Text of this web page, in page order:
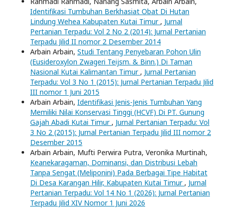
Identifikasi Tumbuhan Berkhasiat Obat Di Hutan
Lindung Wehea Kabupaten Kutai Timur , Jurnal
Pertanian Terpadu: Vol 2 No 2 (2014): Jurnal Pertanian
Terpadu Jilid II nomor 2 Desember 2014
Arbain Arbain, Studi Tentang Penyebaran Pohon Ulin
(Eusideroxylon Zwageri Teijsm. & Binn.) Di Taman
Nasional Kutai Kalimantan Timur , Jurnal Pertanian
Terpadu: Vol 3 No 1 (2015): Jurnal Pertanian Terpadu Jilid
III nomor 1 Juni 2015
Arbain Arbain, Identifikasi Jenis-Jenis Tumbuhan Yang
Memiliki Nilai Konservasi Tinggi (HCVF) Di PT. Gunung
Gajah Abadi Kutai Timur , Jurnal Pertanian Terpadu: Vol
3 No 2 (2015): Jurnal Pertanian Terpadu Jilid III nomor 2
Desember 2015
Arbain Arbain, Mufti Perwira Putra, Veronika Murtinah,
Keanekaragaman, Dominansi, dan Distribusi Lebah
Tanpa Sengat (Meliponini) Pada Berbagai Tipe Habitat
Di Desa Karangan Hilir, Kabupaten Kutai Timur , Jurnal
Pertanian Terpadu: Vol 14 No 1 (2026): Jurnal Pertanian
Terpadu Jilid XIV Nomor 1 Juni 2026